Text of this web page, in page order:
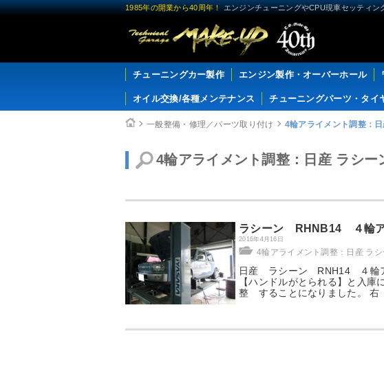
1985年の開業から40周年！エンジンチューニングやCPU現車セッティン
チューニングカー製作 エンジン製作・オーバーホール
オイル交換/各種メンテナンス チューニングパーツ・タイ
一般整備・修理／パーツ取り付け 4輪アライメント調整：
4輪アライメント調整：日産 ラシー
ラシーン RHNB14 ４輪
2016年4月16日
4輪アライメント調整：日産 ラシ
日産 ラシーン RNH14 ４輪
【ハンドルがとられる】と入
整 することになりました。 右